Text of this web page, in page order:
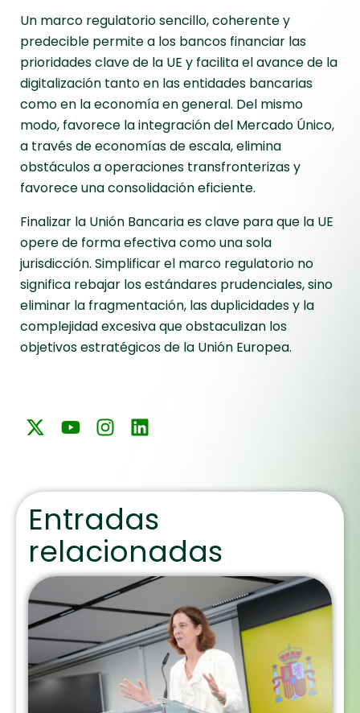
Un marco regulatorio sencillo, coherente y
predecible permite a los bancos financiar las
prioridades clave de la UE y facilita el avance de la
digitalización tanto en las entidades bancarias
como en la economía en general. Del mismo
modo, favorece la integración del Mercado Único,
a través de economías de escala, elimina
obstáculos a operaciones transfronterizas y
favorece una consolidación eficiente.
Finalizar la Unión Bancaria es clave para que la UE
opere de forma efectiva como una sola
jurisdicción. Simplificar el marco regulatorio no
significa rebajar los estándares prudenciales, sino
eliminar la fragmentación, las duplicidades y la
complejidad excesiva que obstaculizan los
objetivos estratégicos de la Unión Europea.
Entradas
relacionadas